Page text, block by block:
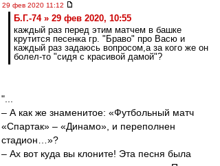
29 фев 2020 11:12
Б.Г.-74 » 29 фев 2020, 10:55
каждый раз перед этим матчем в башке
крутится песенка гр. "Браво" про Васю и
каждый раз задаюсь вопросом,а за кого же он
болел-то "сидя с красивой дамой"?
"...
– А как же знаменитое: «Футбольный матч
«Спартак» – «Динамо», и переполнен
стадион…»?
– Ах вот куда вы клоните! Эта песня была